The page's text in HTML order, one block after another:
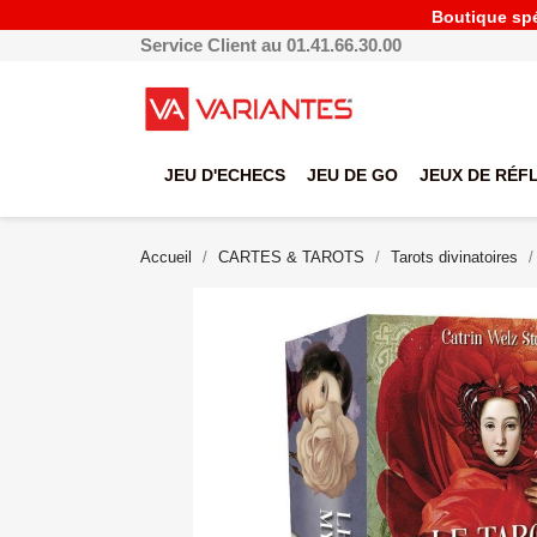
Boutique
Service Client au 01.41.66.30.00
JEU D'ECHECS JEU DE GO JEUX DE
Accueil CARTES & TAROTS Tarots divinatoires